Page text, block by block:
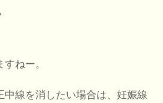
ねー。
中線を消したい場合は、妊娠線